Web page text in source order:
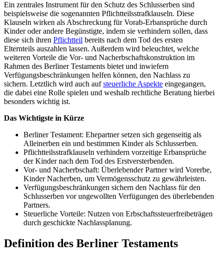
Ein zentrales Instrument für den Schutz des Schlusserben sind
beispielsweise die sogenannten Pflichtteilsstrafklauseln. Diese
Klauseln wirken als Abschreckung für Vorab-Erbansprüche durch
Kinder oder andere Begünstigte, indem sie verhindern sollen, dass
diese sich ihren Pflichtteil bereits nach dem Tod des ersten
Elternteils auszahlen lassen. Außerdem wird beleuchtet, welche
weiteren Vorteile die Vor- und Nacherbschaftskonstruktion im
Rahmen des Berliner Testaments bietet und inwiefern
Verfügungsbeschränkungen helfen können, den Nachlass zu
sichern. Letztlich wird auch aufsteuerliche Aspekte eingegangen,
die dabei eine Rolle spielen und weshalb rechtliche Beratung hierbei
besonders wichtig ist.
Das Wichtigste in Kürze
Berliner Testament: Ehepartner setzen sich gegenseitig als
Alleinerben ein und bestimmen Kinder als Schlusserben.
Pflichtteilsstrafklauseln verhindern vorzeitige Erbansprüche
der Kinder nach dem Tod des Erstversterbenden.
Vor- und Nacherbschaft: Überlebender Partner wird Vorerbe,
Kinder Nacherben, um Vermögensschutz zu gewährleisten.
Verfügungsbeschränkungen sichern den Nachlass für den
Schlusserben vor ungewollten Verfügungen des überlebenden
Partners.
Steuerliche Vorteile: Nutzen von Erbschaftssteuerfreibeträgen
durch geschickte Nachlassplanung.
Definition des Berliner Testaments